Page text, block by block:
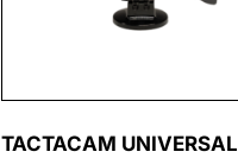
TACTACAM UNIVERSAL